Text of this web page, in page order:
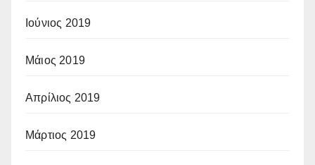
Ιούνιος 2019
Μάιος 2019
Απρίλιος 2019
Μάρτιος 2019